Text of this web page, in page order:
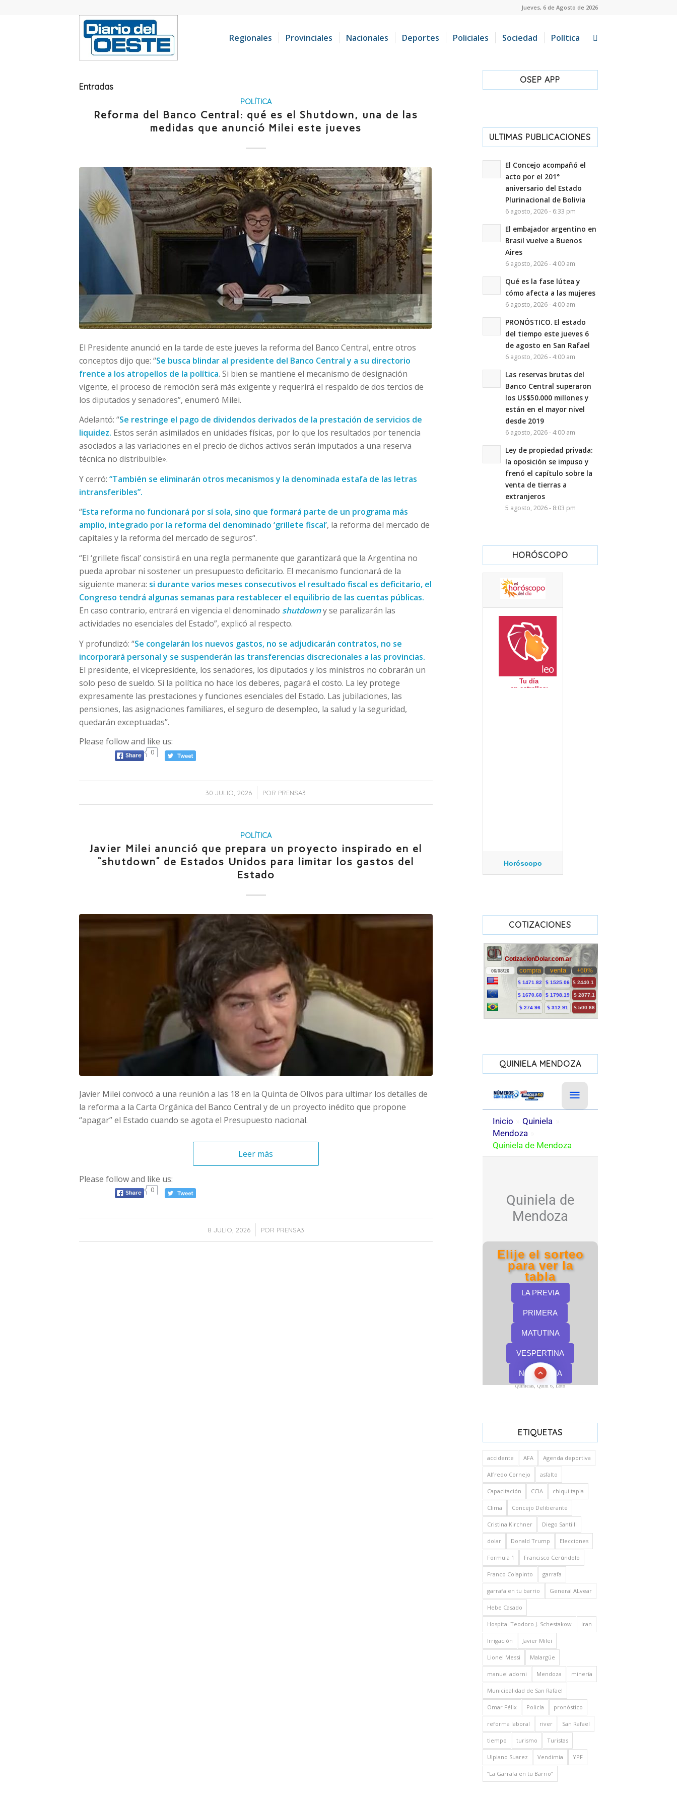
Jueves, 6 de Agosto de 2026
Regionales Provinciales Nacionales Deportes Policiales Sociedad Política
Entradas
POLÍTICA
Reforma del Banco Central: qué es el Shutdown, una de las
medidas que anunció Milei este jueves
El Presidente anunció en la tarde de este jueves la reforma del Banco Central, entre otros
conceptos dijo que: “Se busca blindar al presidente del Banco Central y a su directorio
frente a los atropellos de la política. Si bien se mantiene el mecanismo de designación
vigente, el proceso de remoción será más exigente y requerirá el respaldo de dos tercios de
los diputados y senadores”, enumeró Milei.
Adelantó: “Se restringe el pago de dividendos derivados de la prestación de servicios de
liquidez. Estos serán asimilados en unidades físicas, por lo que los resultados por tenencia
asociados a las variaciones en el precio de dichos activos serán imputados a una reserva
técnica no distribuible».
Y cerró: “También se eliminarán otros mecanismos y la denominada estafa de las letras
intransferibles”.
“Esta reforma no funcionará por sí sola, sino que formará parte de un programa más
amplio, integrado por la reforma del denominado ‘grillete fiscal’, la reforma del mercado de
capitales y la reforma del mercado de seguros“.
“El ‘grillete fiscal’ consistirá en una regla permanente que garantizará que la Argentina no
pueda aprobar ni sostener un presupuesto deficitario. El mecanismo funcionará de la
siguiente manera: si durante varios meses consecutivos el resultado fiscal es deficitario, el
Congreso tendrá algunas semanas para restablecer el equilibrio de las cuentas públicas.
En caso contrario, entrará en vigencia el denominado shutdowny se paralizarán las
actividades no esenciales del Estado”, explicó al respecto.
Y profundizó: “Se congelarán los nuevos gastos, no se adjudicarán contratos, no se
incorporará personal y se suspenderán las transferencias discrecionales a las provincias.
El presidente, el vicepresidente, los senadores, los diputados y los ministros no cobrarán un
solo peso de sueldo. Si la política no hace los deberes, pagará el costo. La ley protege
expresamente las prestaciones y funciones esenciales del Estado. Las jubilaciones, las
pensiones, las asignaciones familiares, el seguro de desempleo, la salud y la seguridad,
quedarán exceptuadas”.
Please follow and like us:
0
30 JULIO, 2026 POR PRENSA3
POLÍTICA
Javier Milei anunció que prepara un proyecto inspirado en el
“shutdown” de Estados Unidos para limitar los gastos del
Estado
Javier Milei convocó a una reunión a las 18 en la Quinta de Olivos para ultimar los detalles de
la reforma a la Carta Orgánica del Banco Central y de un proyecto inédito que propone
“apagar” el Estado cuando se agota el Presupuesto nacional.
Leer más
Please follow and like us:
0
8 JULIO, 2026
/ POR PRENSA3
OSEP APP
ULTIMAS PUBLICACIONES
El Concejo acompañó el
acto por el 201°
aniversario del Estado
Plurinacional de Bolivia
6 agosto, 2026 - 6:33 pm
El embajador argentino en
Brasil vuelve a Buenos
Aires
6 agosto, 2026 - 4:00 am
Qué es la fase lútea y
cómo afecta a las mujeres
6 agosto, 2026 - 4:00 am
PRONÓSTICO. El estado
del tiempo este jueves 6
de agosto en San Rafael
6 agosto, 2026 - 4:00 am
Las reservas brutas del
Banco Central superaron
los US$50.000 millones y
están en el mayor nivel
desde 2019
6 agosto, 2026 - 4:00 am
Ley de propiedad privada:
la oposición se impuso y
frenó el capítulo sobre la
venta de tierras a
extranjeros
5 agosto, 2026 - 8:03 pm
HORÓSCOPO
Horóscopo
COTIZACIONES
QUINIELA MENDOZA
Quinielas, Quini 6, Loto
ETIQUETAS
accidente AFA Agenda deportiva
Alfredo Cornejo asfalto
Capacitación CCIA chiqui tapia
Clima Concejo Deliberante
Cristina Kirchner Diego Santilli
dolar Donald Trump Elecciones
Formula 1 Francisco Cerúndolo
Franco Colapinto garrafa
garrafa en tu barrio General ALvear
Hebe Casado
Hospital Teodoro J. Schestakow Iran
Irrigación Javier Milei
Lionel Messi Malargüe
manuel adorni Mendoza minería
Municipalidad de San Rafael
Omar Félix Policía pronóstico
reforma laboral river San Rafael
tiempo turismo Turistas
Ulpiano Suarez Vendimia YPF
“La Garrafa en tu Barrio”